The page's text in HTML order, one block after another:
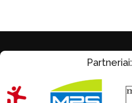
Partneriai: